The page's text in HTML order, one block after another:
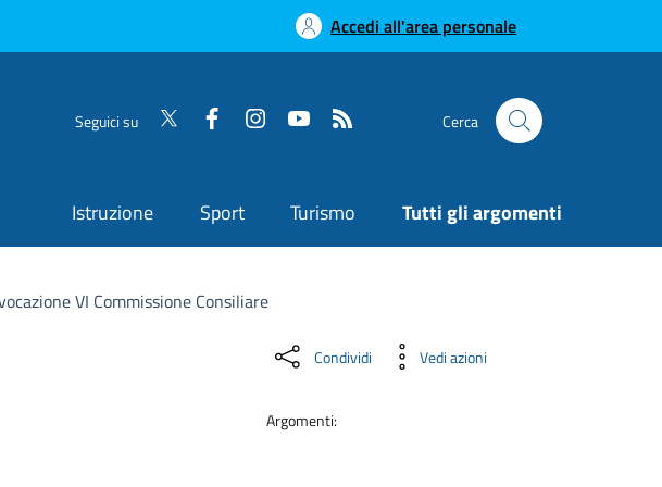
Accedi all'area personale
Seguici su Cerca
Istruzione Sport Turismo Tutti gli argomenti
VI Commissione Consiliare
Condividi Vedi azioni
Argomenti: